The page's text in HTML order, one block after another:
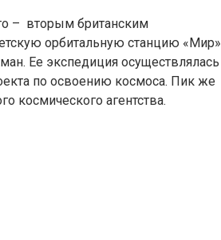
– вторым британским
орбитальную станцию «Мир»
Ее экспедиция осуществлялась
по освоению космоса. Пик же
космического агентства.